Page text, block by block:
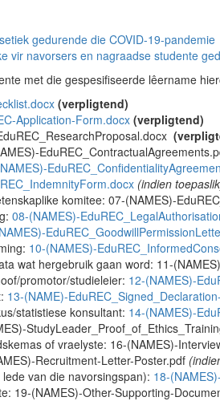
gedurende die COVID-19-pandemie
vir navorsers en nagraadse studente
met die gespesifiseerde lêername
(verpligtend)
Application-Form.docx (verpligtend)
(indien
komitee: 07-(NAMES)-
08-(NAMES)-
10-(NAMES)-
wat hergebruik gaan word: 11-
promotor/studieleier: 12-(NAMES)-
13-(NAME)-
statistiese konsultant: 14-(NAMES)-
of vraelyste: 16-(NAMES)-
Recruitment-Letter-Poster.pdf
van die navorsingspan): 18-
19-(NAMES)-Other-Supporting-